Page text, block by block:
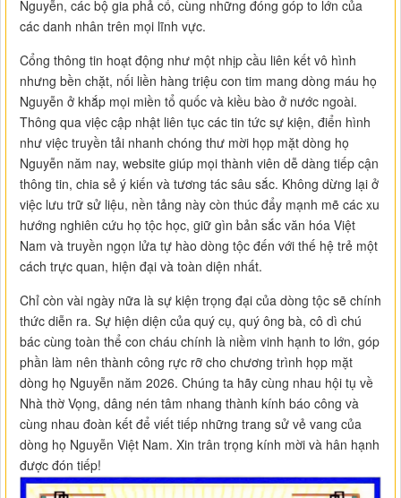
Nguyễn, các bộ gia phả cổ, cùng những đóng góp to lớn của
các danh nhân trên mọi lĩnh vực.
Cổng thông tin hoạt động như một nhịp cầu liên kết vô hình
nhưng bền chặt, nối liền hàng triệu con tim mang dòng máu họ
Nguyễn ở khắp mọi miền tổ quốc và kiều bào ở nước ngoài.
Thông qua việc cập nhật liên tục các tin tức sự kiện, điển hình
như việc truyền tải nhanh chóng thư mời họp mặt dòng họ
Nguyễn năm nay, website giúp mọi thành viên dễ dàng tiếp cận
thông tin, chia sẻ ý kiến và tương tác sâu sắc. Không dừng lại ở
việc lưu trữ sử liệu, nền tảng này còn thúc đẩy mạnh mẽ các xu
hướng nghiên cứu họ tộc học, giữ gìn bản sắc văn hóa Việt
Nam và truyền ngọn lửa tự hào dòng tộc đến với thế hệ trẻ một
cách trực quan, hiện đại và toàn diện nhất.
Chỉ còn vài ngày nữa là sự kiện trọng đại của dòng tộc sẽ chính
thức diễn ra. Sự hiện diện của quý cụ, quý ông bà, cô dì chú
bác cùng toàn thể con cháu chính là niềm vinh hạnh to lớn, góp
phần làm nên thành công rực rỡ cho chương trình họp mặt
dòng họ Nguyễn năm 2026. Chúng ta hãy cùng nhau hội tụ về
Nhà thờ Vọng, dâng nén tâm nhang thành kính báo công và
cùng nhau đoàn kết để viết tiếp những trang sử vẻ vang của
dòng họ Nguyễn Việt Nam. Xin trân trọng kính mời và hân hạnh
được đón tiếp!